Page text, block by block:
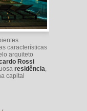
características
arquiteto
Rossi
residência,
capital